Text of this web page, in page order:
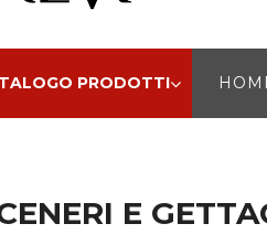
PRODOTTI
E